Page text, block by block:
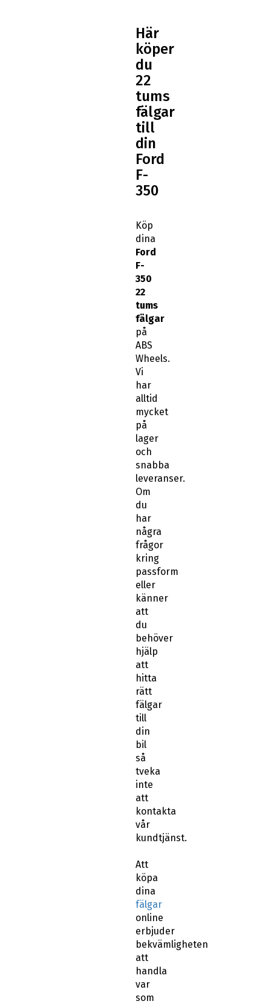
Här
köper
du
22
tums
fälgar
till
din
Ford
F-
350
Köp
dina
Ford
F-
350
22
tums
fälgar
på
ABS
Wheels.
Vi
har
alltid
mycket
på
lager
och
snabba
leveranser.
Om
du
har
några
frågor
kring
passform
eller
känner
att
du
behöver
hjälp
att
hitta
rätt
fälgar
till
din
bil
så
tveka
inte
att
kontakta
vår
kundtjänst.
Att
köpa
dina
fälgar
online
erbjuder
bekvämligheten
att
handla
var
som